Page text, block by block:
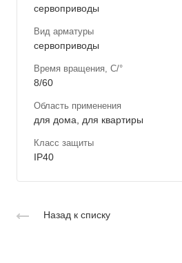
сервоприводы
Вид арматуры
сервоприводы
Время вращения, C/°
8/60
Область применения
для дома, для квартиры
Класс защиты
IP40
Назад к списку